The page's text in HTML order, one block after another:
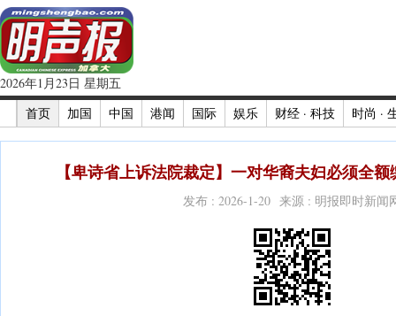
2026年1月23日 星期五
首页
加国 中国 港闻 国际 娱乐 财经 · 科技 时尚 ·
【卑诗省上诉法院裁定】一对华裔夫妇必须全
发布 : 2026-1-20 来源 : 明报即时新闻